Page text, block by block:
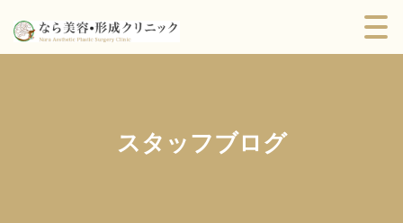
スタッフブログ